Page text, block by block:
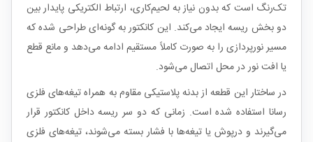
تک‌رنگ است که بدون نیاز به لحیم‌کاری، ارتباط الکتریکی پایدار بین
دو بخش ریسه ایجاد می‌کند. این کانکتور به گونه‌ای طراحی شده که
مسیر نورپردازی را به صورت کاملاً مستقیم ادامه می‌دهد و مانع قطع
یا افت نور در محل اتصال می‌شود.
در ساختار این قطعه از بدنه پلاستیکی مقاوم به همراه تیغه‌های فلزی
رسانا استفاده شده است. زمانی که دو سر ریسه داخل کانکتور قرار
می‌گیرند و درپوش یا تیغه‌ها با فشار بسته می‌شوند، تیغه‌های فلزی